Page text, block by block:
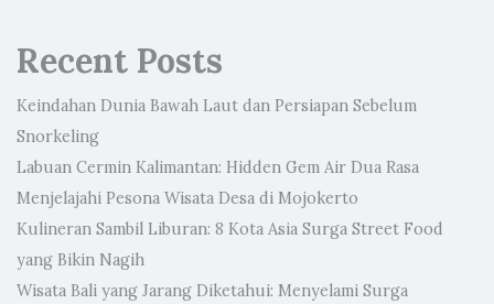
Recent Posts
Keindahan Dunia Bawah Laut dan Persiapan Sebelum
Snorkeling
Labuan Cermin Kalimantan: Hidden Gem Air Dua Rasa
Menjelajahi Pesona Wisata Desa di Mojokerto
Kulineran Sambil Liburan: 8 Kota Asia Surga Street Food
yang Bikin Nagih
Wisata Bali yang Jarang Diketahui: Menyelami Surga